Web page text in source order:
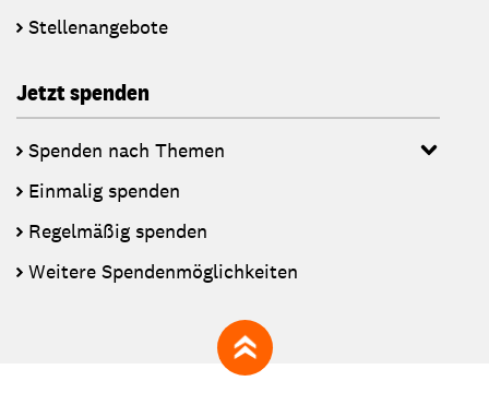
Stellenangebote
Jetzt spenden
Spenden nach Themen
Einmalig spenden
Regelmäßig spenden
Weitere Spendenmöglichkeiten
zum Seitenanfang